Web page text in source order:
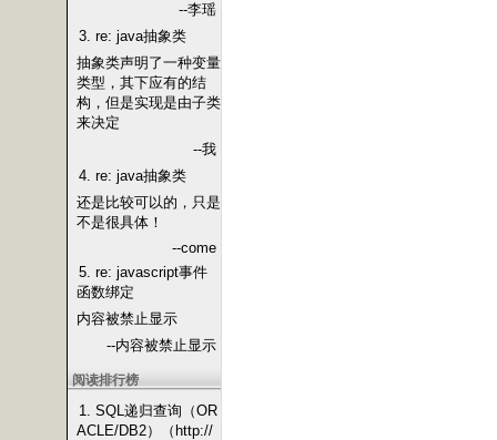
--李瑶
3. re: java抽象类
抽象类声明了一种变量
类型，其下应有的结
构，但是实现是由子类
来决定
--我
4. re: java抽象类
还是比较可以的，只是
不是很具体！
--come
5. re: javascript事件
函数绑定
内容被禁止显示
--内容被禁止显示
阅读排行榜
1. SQL递归查询（OR
ACLE/DB2）（http://